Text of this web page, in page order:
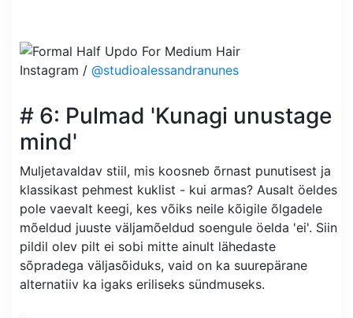
Instagram / @studioalessandranunes
# 6: Pulmad 'Kunagi unustage
mind'
Muljetavaldav stiil, mis koosneb õrnast punutisest ja
klassikast pehmest kuklist - kui armas? Ausalt öeldes
pole vaevalt keegi, kes võiks neile kõigile õlgadele
mõeldud juuste väljamõeldud soengule öelda 'ei'. Siin
pildil olev pilt ei sobi mitte ainult lähedaste
sõpradega väljasõiduks, vaid on ka suurepärane
alternatiiv ka igaks eriliseks sündmuseks.